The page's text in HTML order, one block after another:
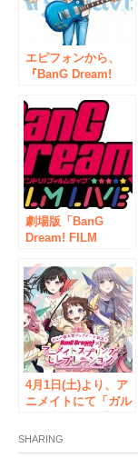
2022」が2月11日か
らスタート！
エピフォンから、
『BanG Dream!
のボーイズバンドプ
ロジェクト
『ARGONAVIS
from BanG
Dream!』のギタリ
スト五稜結人のシグ
ネチャー・モデル発
売開始！
劇場版「BanG
Dream! FILM
オンリーショップ＆
応援店が8/24より開
催！
4月1日(土)より、ア
ニメイトにて「ガル
ト記念！ BanG
Dream!×アニメイト
SHARING